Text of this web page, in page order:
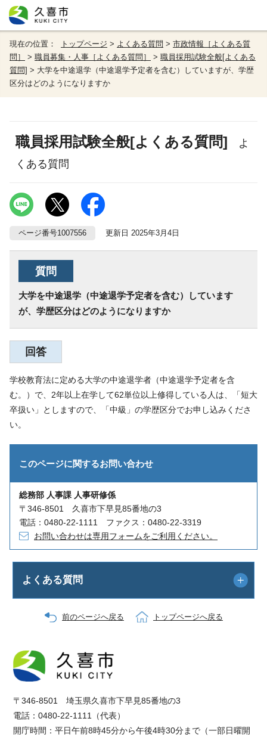
現在の位置： トップページ > よくある質問 > 市政情報［よくある質
問］
> 職員募集・人事［よくある質問］ > 職員採用試験全般[よくある
質問] > 大学を中途退学（中途退学予定者を含む）していますが、学歴
区分はどのようになりますか
職員採用試験全般[よくある質問] よ
くある質問
ページ番号1007556 更新日 2025年3月4日
質問
大学を中途退学（中途退学予定者を含む）しています
が、学歴区分はどのようになりますか
回答
学校教育法に定める大学の中途退学者（中途退学予定者を含
む。）で、2年以上在学して62単位以上修得している人は、「短大
卒扱い」としますので、「中級」の学歴区分でお申し込みくださ
い。
このページに関するお問い合わせ
総務部 人事課 人事研修係
〒346-8501 久喜市下早見85番地の3
電話：0480-22-1111 ファクス：0480-22-3319
お問い合わせは専用フォームをご利用ください。
よくある質問
前のページへ戻る トップページへ戻る
〒346-8501 埼玉県久喜市下早見85番地の3
電話：0480-22-1111（代表）
開庁時間：平日午前8時45分から午後4時30分まで（一部日曜開